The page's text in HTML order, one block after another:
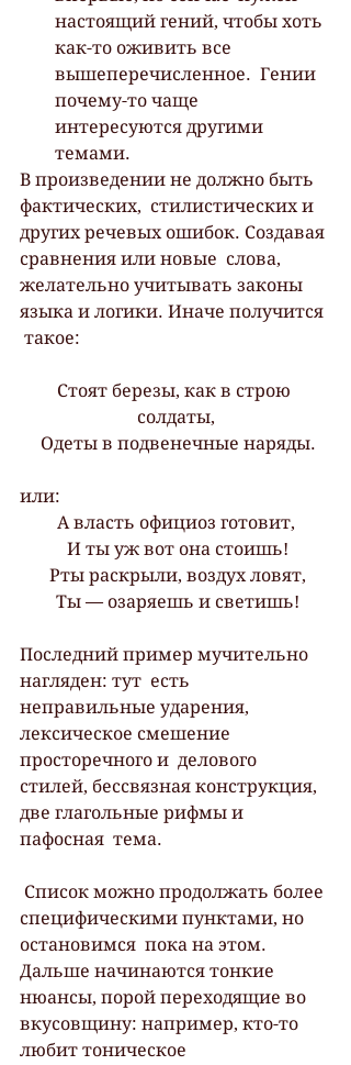
настоящий гений, чтобы хоть
как-то оживить все
вышеперечисленное.  Гении
почему-то чаще
интересуются другими
темами.
В произведении не должно быть
фактических,  стилистических и
других речевых ошибок. Создавая
сравнения или новые  слова,
желательно учитывать законы
языка и логики. Иначе получится
такое:
Стоят березы, как в строю
солдаты,
Одеты в подвенечные наряды.
или:
А власть официоз готовит,
И ты уж вот она стоишь!
Рты раскрыли, воздух ловят,
Ты — озаряешь и светишь!
Последний пример мучительно
нагляден: тут  есть
неправильные ударения,
лексическое смешение
просторечного и  делового
стилей, бессвязная конструкция,
две глагольные рифмы и
пафосная  тема.
специфическими пунктами, но
остановимся  пока на этом.
Дальше начинаются тонкие
нюансы, порой переходящие во
вкусовщину: например, кто-то
любит тоническое